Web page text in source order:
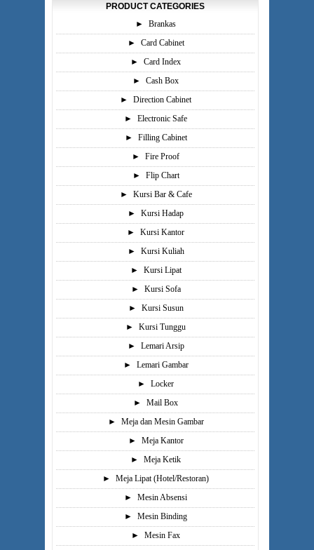
PRODUCT CATEGORIES
►
Brankas
►
Card Cabinet
►
Card Index
►
Cash Box
►
Direction Cabinet
►
Electronic Safe
►
Filling Cabinet
►
Fire Proof
►
Flip Chart
►
Kursi Bar & Cafe
►
Kursi Hadap
►
Kursi Kantor
►
Kursi Kuliah
►
Kursi Lipat
►
Kursi Sofa
►
Kursi Susun
►
Kursi Tunggu
►
Lemari Arsip
►
Lemari Gambar
►
Locker
►
Mail Box
►
Meja dan Mesin Gambar
►
Meja Kantor
►
Meja Ketik
►
Meja Lipat (Hotel/Restoran)
►
Mesin Absensi
►
Mesin Binding
►
Mesin Fax